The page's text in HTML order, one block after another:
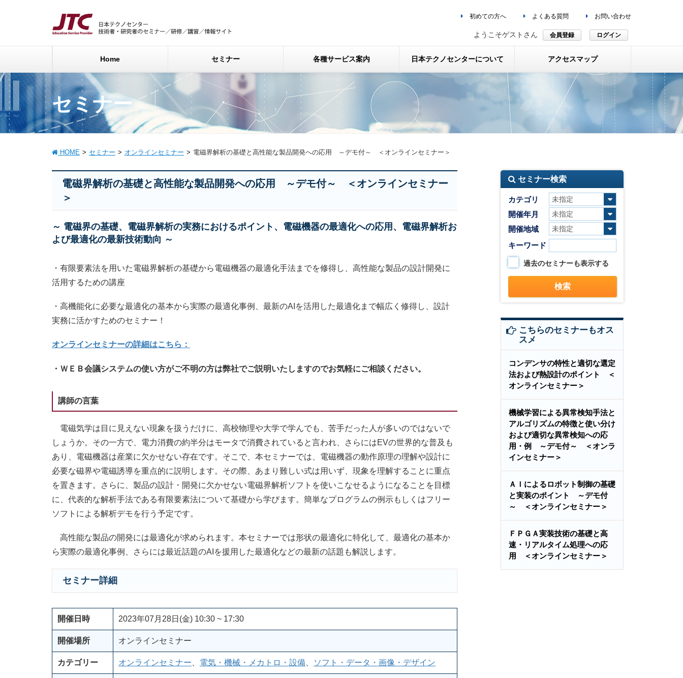
初めての方へ よくある質問 お問い合わせ
ようこそゲストさん 会員登録 ログイン
Home セミナー 各種サービス案内 日本テクノセンターについて アクセスマップ
セミナー
HOME セミナー オンラインセミナー 電磁界解析の基礎と高性能な製品開発への応用 ～デモ付～ ＜オンラインセミナー＞
電磁界解析の基礎と高性能な製品開発への応用 ～デモ付～ ＜オンラインセミナー
＞
～ 電磁界の基礎、電磁界解析の実務におけるポイント、電磁機器の最適化への応用、電磁界解析お
よび最適化の最新技術動向 ～
・有限要素法を用いた電磁界解析の基礎から電磁機器の最適化手法までを修得し、高性能な製品の設計開発に
活用するための講座
・高機能化に必要な最適化の基本から実際の最適化事例、最新のAIを活用した最適化まで幅広く修得し、設計
実務に活かすためのセミナー！
オンラインセミナーの詳細はこちら：
・ＷＥＢ会議システムの使い方がご不明の方は弊社でご説明いたしますのでお気軽にご相談ください。
講師の言葉
電磁気学は目に見えない現象を扱うだけに、高校物理や大学で学んでも、苦手だった人が多いのではないで
しょうか。その一方で、電力消費の約半分はモータで消費されていると言われ、さらにはEVの世界的な普及も
あり、電磁機器は産業に欠かせない存在です。そこで、本セミナーでは、電磁機器の動作原理の理解や設計に
必要な磁界や電磁誘導を重点的に説明します。その際、あまり難しい式は用いず、現象を理解することに重点
を置きます。さらに、製品の設計・開発に欠かせない電磁界解析ソフトを使いこなせるようになることを目標
に、代表的な解析手法である有限要素法について基礎から学びます。簡単なプログラムの例示もしくはフリー
ソフトによる解析デモを行う予定です。
高性能な製品の開発には最適化が求められます。本セミナーでは形状の最適化に特化して、最適化の基本か
ら実際の最適化事例、さらには最近話題のAIを援用した最適化などの最新の話題も解説します。
セミナー詳細
開催日時 2023年07月28日(金) 10:30 ~ 17:30
開催場所 オンラインセミナー
カテゴリー オンラインセミナー 電気・機械・メカトロ・設備 ソフト・データ・画像・デザイン
セミナー検索
カテゴリ
開催年月
開催地域
キーワード
過去のセミナーも表示する
こちらのセミナーもオス
スメ
コンデンサの特性と適切な選定
法および熱設計のポイント ＜
オンラインセミナー＞
機械学習による異常検知手法と
アルゴリズムの特徴と使い分け
および適切な異常検知への応
用・例 ～デモ付～ ＜オンラ
インセミナー＞
ＡＩによるロボット制御の基礎
と実装のポイント ～デモ付
～ ＜オンラインセミナー＞
ＦＰＧＡ実装技術の基礎と高
速・リアルタイム処理への応
用 ＜オンラインセミナー＞